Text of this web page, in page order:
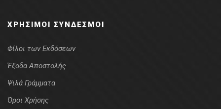
ΧΡΉΣΙΜΟΙ ΣΎΝΔΕΣΜΟΙ
Φίλοι των Εκδόσεων
Έξοδα Αποστολής
Ψιλά Γράμματα
Όροι Χρήσης